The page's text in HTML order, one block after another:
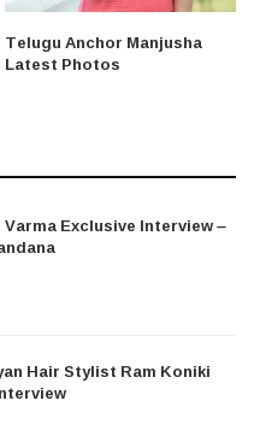
Telugu Anchor Manjusha
Latest Photos
Varma Exclusive Interview –
Hair Stylist Ram Koniki